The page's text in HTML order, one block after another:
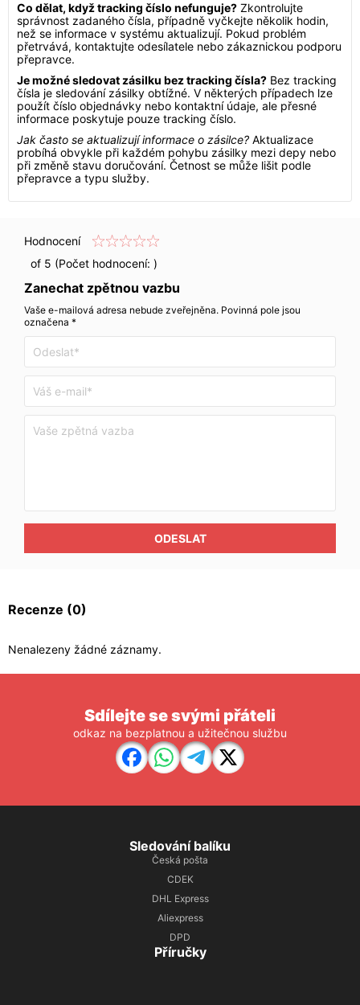
Co dělat, když tracking číslo nefunguje? Zkontrolujte
správnost zadaného čísla, případně vyčkejte několik hodin,
než se informace v systému aktualizují. Pokud problém
přetrvává, kontaktujte odesílatele nebo zákaznickou podporu
přepravce.
Je možné sledovat zásilku bez tracking čísla? Bez tracking
čísla je sledování zásilky obtížné. V některých případech lze
použít číslo objednávky nebo kontaktní údaje, ale přesné
informace poskytuje pouze tracking číslo.
Jak často se aktualizují informace o zásilce? Aktualizace
probíhá obvykle při každém pohybu zásilky mezi depy nebo
při změně stavu doručování. Četnost se může lišit podle
přepravce a typu služby.
Hodnocení
of 5 (Počet hodnocení: )
Zanechat zpětnou vazbu
Vaše e-mailová adresa nebude zveřejněna. Povinná pole jsou
označena *
ODESLAT
Recenze (0)
Nenalezeny žádné záznamy.
Sdílejte se svými přáteli
odkaz na bezplatnou a užitečnou službu
Sledování balíku
Česká pošta
CDEK
DHL Express
Aliexpress
DPD
Příručky